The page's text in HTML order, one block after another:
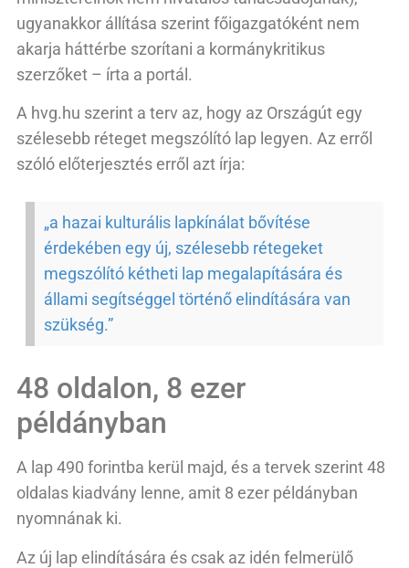
ugyanakkor állítása szerint főigazgatóként nem
akarja háttérbe szorítani a kormánykritikus
szerzőket – írta a portál.
A hvg.hu szerint a terv az, hogy az Országút egy
szélesebb réteget megszólító lap legyen. Az erről
szóló előterjesztés erről azt írja:
„a hazai kulturális lapkínálat bővítése
érdekében egy új, szélesebb rétegeket
megszólító kétheti lap megalapítására és
állami segítséggel történő elindítására van
szükség.”
48 oldalon, 8 ezer
példányban
A lap 490 forintba kerül majd, és a tervek szerint 48
oldalas kiadvány lenne, amit 8 ezer példányban
nyomnának ki.
Az új lap elindítására és csak az idén felmerülő